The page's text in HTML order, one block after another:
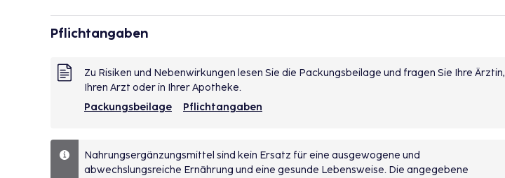
Pflichtangaben
Zu Risiken und Nebenwirkungen lesen Sie die Packungsbeilage und fragen Sie Ihre Ärztin,
Ihren Arzt oder in Ihrer Apotheke.
Packungsbeilage
Pflichtangaben
Nahrungsergänzungsmittel sind kein Ersatz für eine ausgewogene und
abwechslungsreiche Ernährung und eine gesunde Lebensweise. Die angegebene